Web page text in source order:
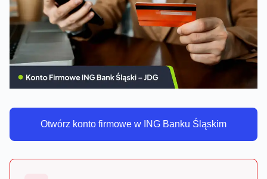
Otwórz konto firmowe w ING Banku Śląskim